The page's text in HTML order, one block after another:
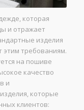
которая
и отражает
изделия
этим требованиям.
на пошиве
качество
и
которые
клиентов: